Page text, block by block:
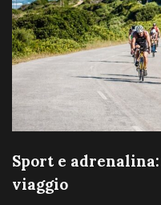
Sport e
viaggio